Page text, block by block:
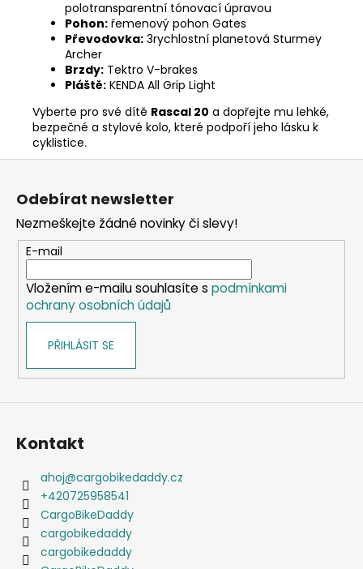
polotransparentní tónovací úpravou
Pohon: řemenový pohon Gates
Převodovka: 3rychlostní planetová Sturmey
Archer
Brzdy: Tektro V-brakes
Pláště: KENDA All Grip Light
Vyberte pro své dítě Rascal 20 a dopřejte mu lehké,
bezpečné a stylové kolo, které podpoří jeho lásku k
cyklistice.
Z
Odebírat newsletter
Nezmeškejte žádné novinky či slevy!
E-mail
Vložením e-mailu souhlasíte s podmínkami
ochrany osobních údajů
PŘIHLÁSIT SE
Kontakt
ahoj@cargobikedaddy.cz
+420725958541
CargoBikeDaddy
cargobikedaddy
cargobikedaddy